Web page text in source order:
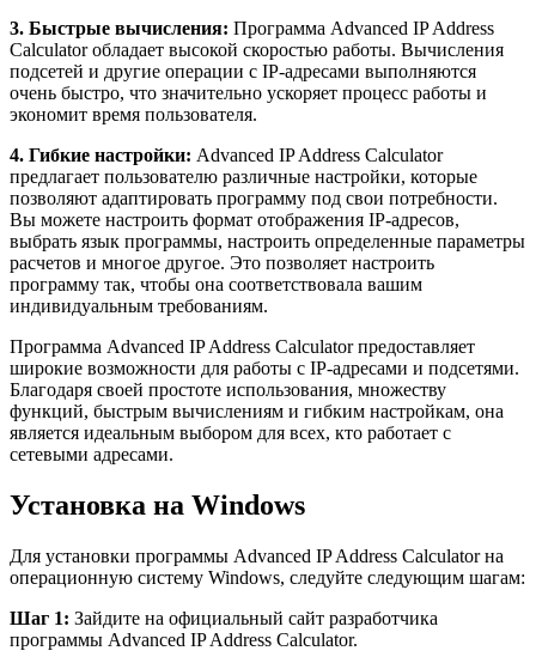
3. Быстрые вычисления: Программа Advanced IP Address
Calculator обладает высокой скоростью работы. Вычисления
подсетей и другие операции с IP-адресами выполняются
очень быстро, что значительно ускоряет процесс работы и
экономит время пользователя.
4. Гибкие настройки: Advanced IP Address Calculator
предлагает пользователю различные настройки, которые
позволяют адаптировать программу под свои потребности.
Вы можете настроить формат отображения IP-адресов,
выбрать язык программы, настроить определенные параметры
расчетов и многое другое. Это позволяет настроить
программу так, чтобы она соответствовала вашим
индивидуальным требованиям.
Программа Advanced IP Address Calculator предоставляет
широкие возможности для работы с IP-адресами и подсетями.
Благодаря своей простоте использования, множеству
функций, быстрым вычислениям и гибким настройкам, она
является идеальным выбором для всех, кто работает с
сетевыми адресами.
Установка на Windows
Для установки программы Advanced IP Address Calculator на
операционную систему Windows, следуйте следующим шагам:
Шаг 1: Зайдите на официальный сайт разработчика
программы Advanced IP Address Calculator.